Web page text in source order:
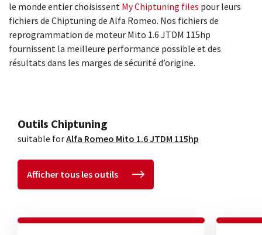
le monde entier choisissent My Chiptuning files pour leurs
fichiers de Chiptuning de Alfa Romeo. Nos fichiers de
reprogrammation de moteur Mito 1.6 JTDM 115hp
fournissent la meilleure performance possible et des
résultats dans les marges de sécurité d’origine.
Outils Chiptuning
suitable forAlfa Romeo Mito 1.6 JTDM 115hp
Afficher tous les outils